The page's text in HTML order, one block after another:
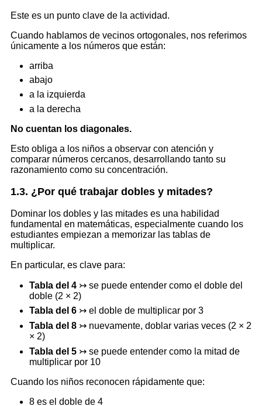
Este es un punto clave de la actividad.
Cuando hablamos de vecinos ortogonales, nos referimos
únicamente a los números que están:
arriba
abajo
a la izquierda
a la derecha
No cuentan los diagonales.
Esto obliga a los niños a observar con atención y
comparar números cercanos, desarrollando tanto su
razonamiento como su concentración.
1.3. ¿Por qué trabajar dobles y mitades?
Dominar los dobles y las mitades es una habilidad
fundamental en matemáticas, especialmente cuando los
estudiantes empiezan a memorizar las tablas de
multiplicar.
En particular, es clave para:
Tabla del 4 ↣ se puede entender como el doble del
doble (2 × 2)
Tabla del 6 ↣ el doble de multiplicar por 3
Tabla del 8 ↣ nuevamente, doblar varias veces (2 × 2
× 2)
Tabla del 5 ↣ se puede entender como la mitad de
multiplicar por 10
Cuando los niños reconocen rápidamente que:
8 es el doble de 4